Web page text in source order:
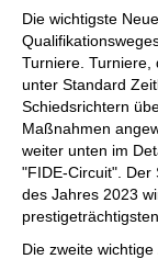
Die wichtigste
Turniere. Turniere,
unter Standard
Schiedsrichtern
Maßnahmen
weiter unten im
"FIDE-Circuit". Der
des Jahres 2023
Die zweite